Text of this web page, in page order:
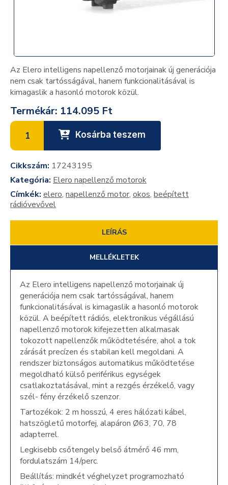
Az Elero intelligens napellenző motorjainak új generációja
nem csak tartósságával, hanem funkcionalitásával is
kimagaslik a hasonló motorok közül.
Termékár: 114.095 Ft
Kosárba teszem
Cikkszám: 17243195
Kategória: Elero napellenző motorok
Címkék: elero, napellenző motor, okos, beépített
rádióvevővel
LEÍRÁS
MELLÉKLETEK
Az Elero intelligens napellenző motorjainak új
generációja nem csak tartósságával, hanem
funkcionalitásával is kimagaslik a hasonló motorok
közül. A beépített rádiós, elektronikus végállású
napellenző motorok kifejezetten alkalmasak
tokozott napellenzők működtetésére, ahol a tok
zárását precízen és stabilan kell megoldani. A
rendszer biztonságos automatikus működtetése
megoldható külső periférikus egységek
csatlakoztatásával, mint a rezgés érzékelő, vagy
szél- fény érzékelő szenzor.
Tartozékok: 2 m hosszú, 4 eres hálózati kábel,
hatszögletű motorfej, alapáron Ø63, 70, 78
adapterrel.
Legkisebb csőtengely belső átmérő 46 mm,
fordulatszám 14/perc.
Beállítás: mindkét véghelyzet programozható